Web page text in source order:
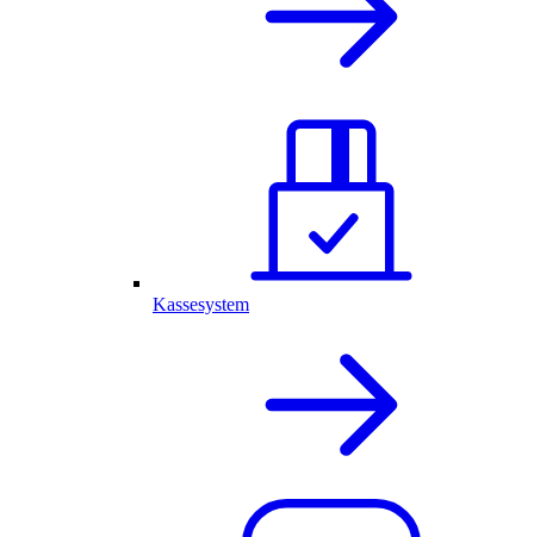
Kassesystem